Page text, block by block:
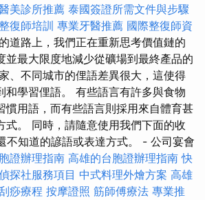
美診所推薦 泰國簽證所需文件與步驟
復師培訓 專業牙醫推薦 國際整復師資
道路上，我們正​​在重新思考價值鏈的
並最大限度地減少從礦場到最終產品的
、不同城市的俚語差異很大，這使得
和學習俚語。 有些語言有許多與食物
慣用語，而有些語言則採用來自體育甚
式。 同時，請隨意使用我們下面的收
不知道的諺語或表達方式。 - 公司宴會
證辦理指南 高雄的台胞證辦理指南 快
探社服務項目 中式料理外燴方案 高雄
痧療程 按摩證照 筋師傅療法 專業推